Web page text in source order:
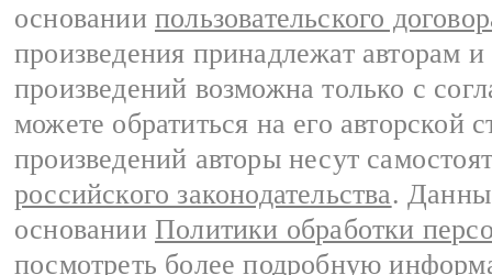
основании пользовательского
произведения принадлежат авторам
произведений возможна только с
можете обратиться на его авторской
произведений авторы несут
российского законодательства.
основании Политики обработки
посмотреть более подробную